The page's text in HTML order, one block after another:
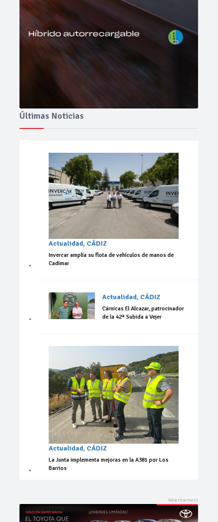
Últimas Noticias
Actualidad, CÁDIZ
Invercar amplía su flota de vehículos de manos de
Cadimar
Actualidad, CÁDIZ
Cárnicas El Alcazar, patrocinador
de la 42ª Subida a Vejer
Actualidad, CÁDIZ
La Junta implementa mejoras en la A381 por Los
Barrios